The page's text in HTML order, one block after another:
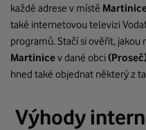
každé adrese v místě
také internetovou televizi
programů. Stačí si ověřit,
Martinicev dané obci
hned také objednat některý z
Výhody